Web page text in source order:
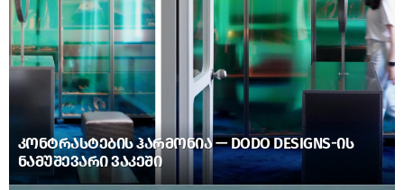
ᲙᲝᲜᲢᲠᲐᲡᲢᲔᲑᲘᲡ ᲰᲐᲠᲛᲝᲜᲘᲐ — DODO DESIGNS-ᲘᲡ
ᲜᲐᲛᲣᲨᲔᲕᲐᲠᲘ ᲕᲐᲙᲔᲨᲘ